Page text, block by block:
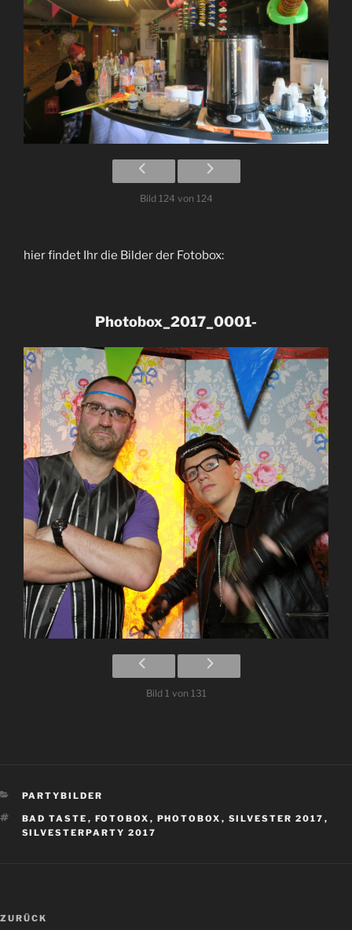
Bild 124 von 124
hier findet Ihr die Bilder der Fotobox:
Photobox_2017_0001-
Bild 1 von 131
KATEGORIEN
PARTYBILDER
SCHLAGWÖRTER
BAD TASTE , FOTOBOX , PHOTOBOX , SILVESTER 2017 ,
SILVESTERPARTY 2017
Beitragsnavigation
Vorheriger
ZURÜCK